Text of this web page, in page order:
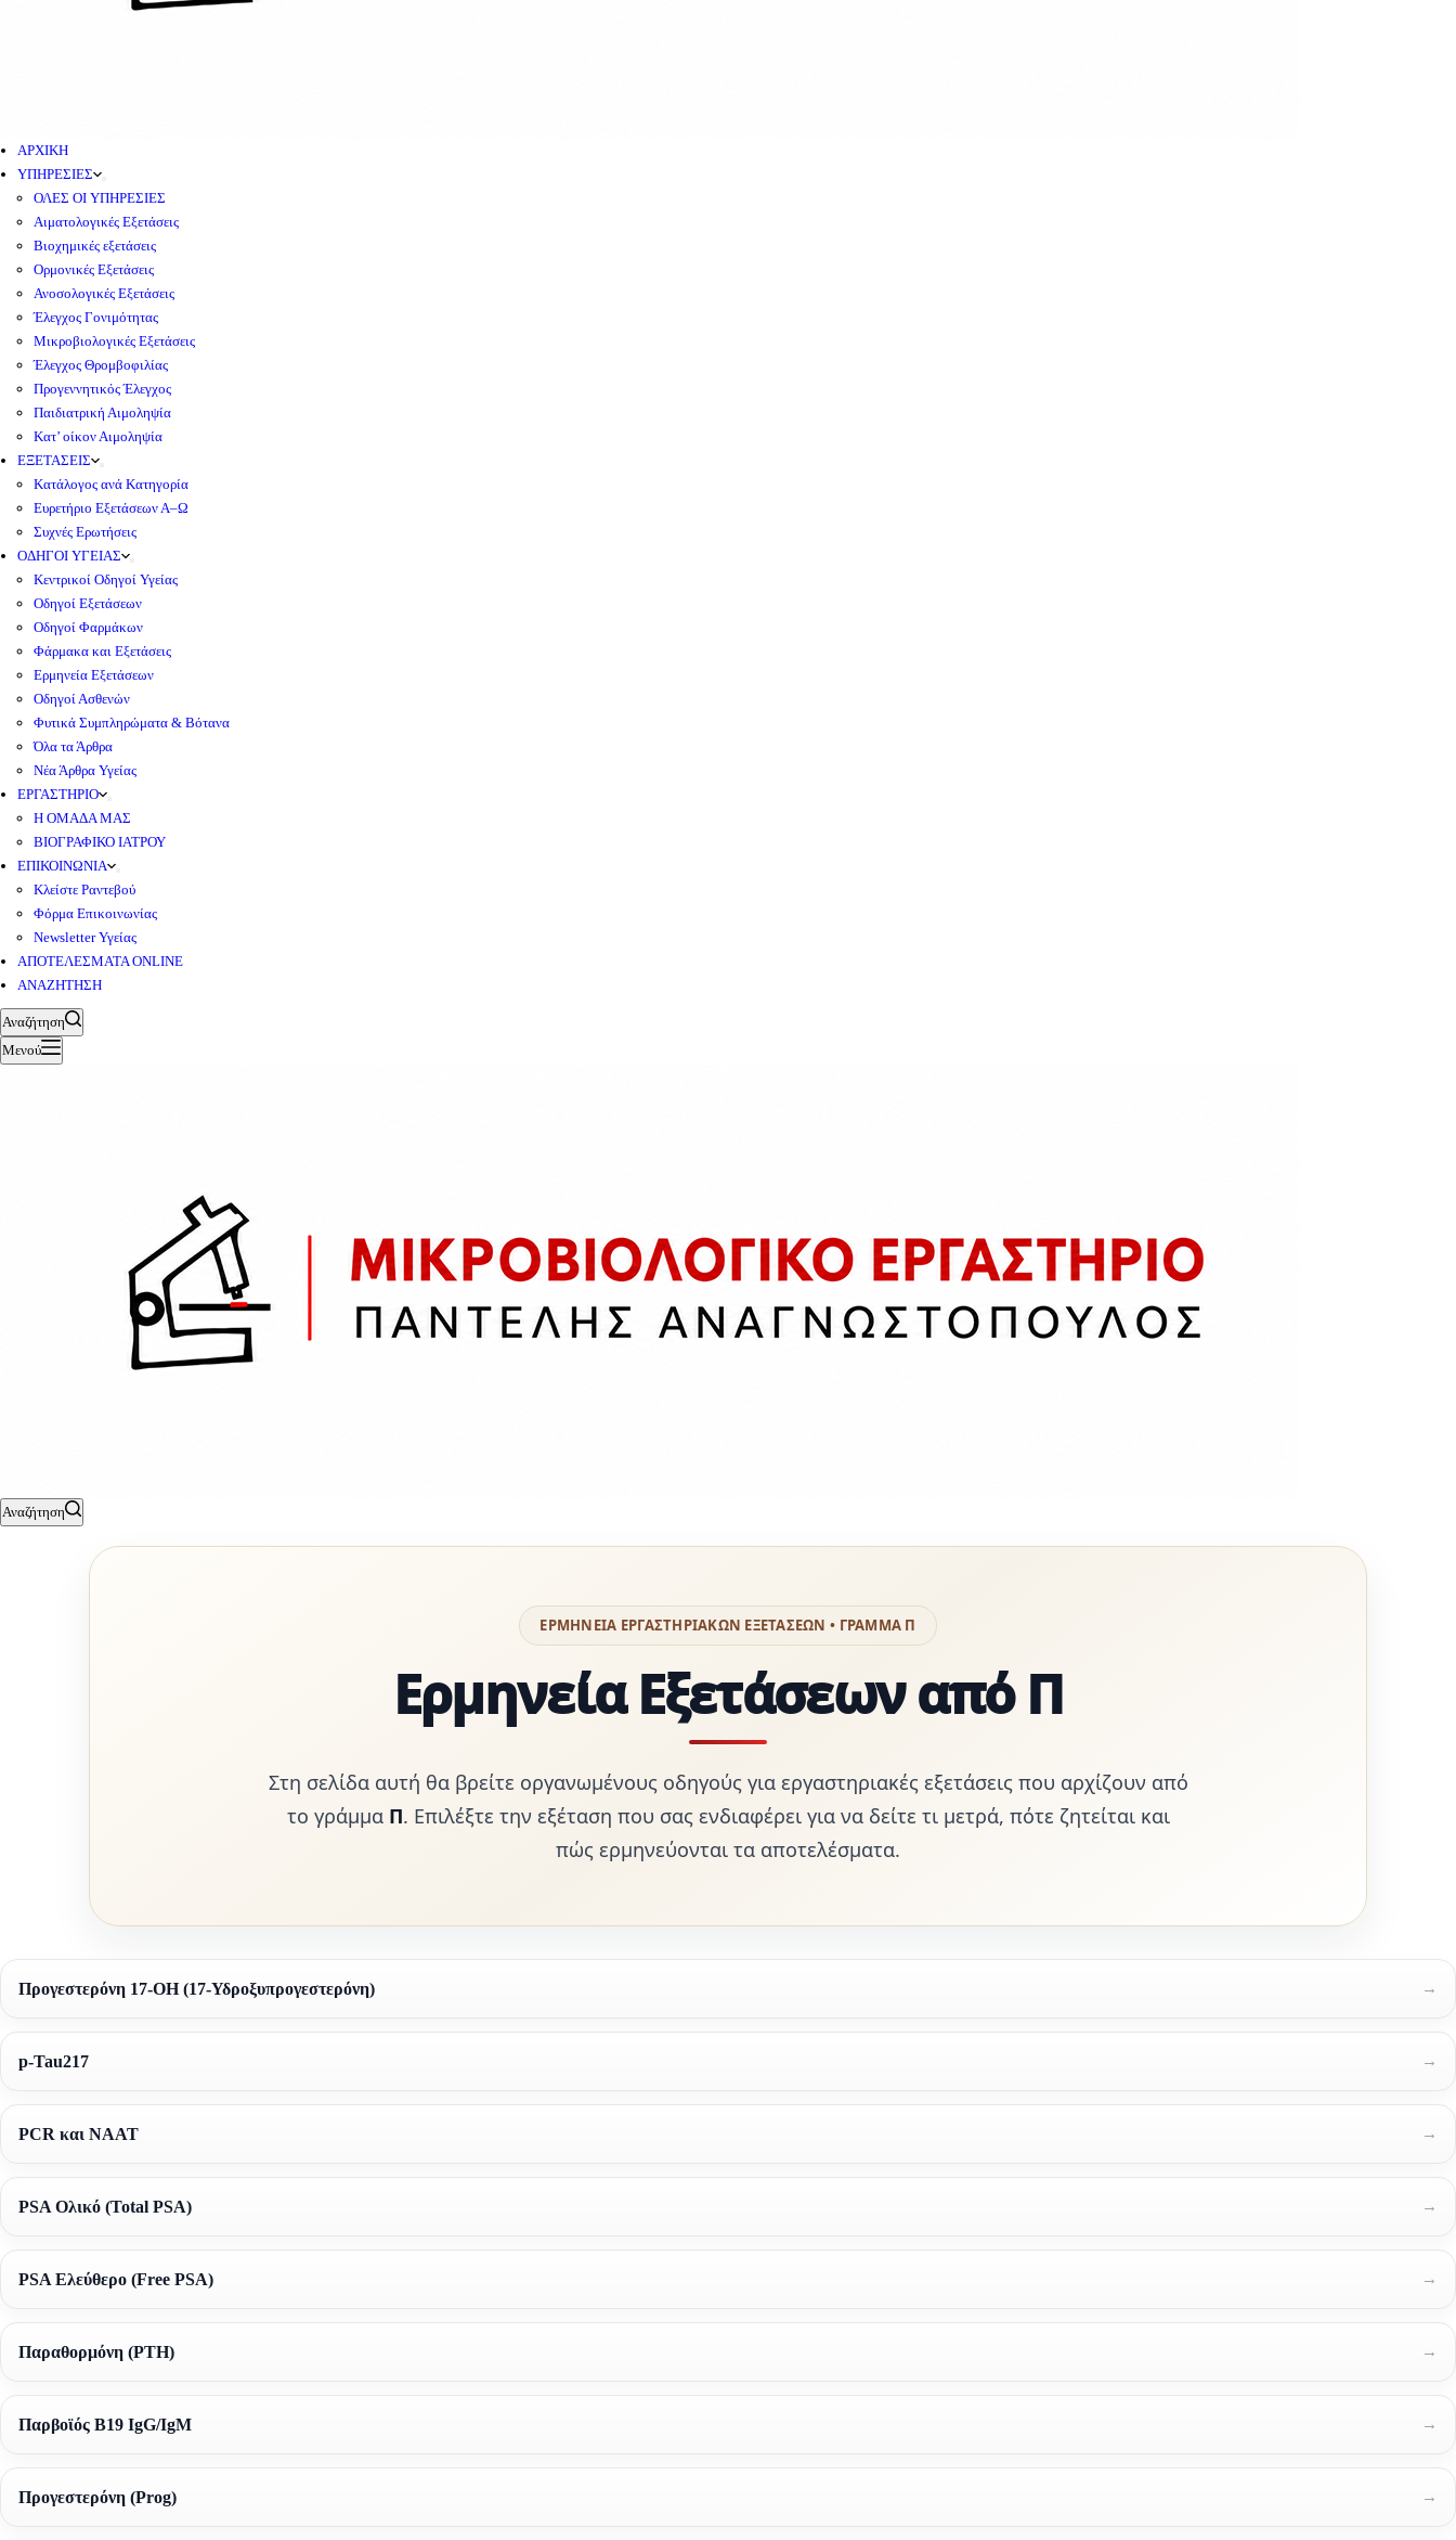
ΑΡΧΙΚΗ
ΥΠΗΡΕΣΙΕΣ
ΟΛΕΣ ΟΙ ΥΠΗΡΕΣΙΕΣ
Αιματολογικές Εξετάσεις
Βιοχημικές εξετάσεις
Ορμονικές Εξετάσεις
Ανοσολογικές Εξετάσεις
Έλεγχος Γονιμότητας
Μικροβιολογικές Εξετάσεις
Έλεγχος Θρομβοφιλίας
Προγεννητικός Έλεγχος
Παιδιατρική Αιμοληψία
Κατ’ οίκον Αιμοληψία
ΕΞΕΤΑΣΕΙΣ
Κατάλογος ανά Κατηγορία
Ευρετήριο Εξετάσεων Α–Ω
Συχνές Ερωτήσεις
ΟΔΗΓΟΙ ΥΓΕΙΑΣ
Κεντρικοί Οδηγοί Υγείας
Οδηγοί Εξετάσεων
Οδηγοί Φαρμάκων
Φάρμακα και Εξετάσεις
Ερμηνεία Εξετάσεων
Οδηγοί Ασθενών
Φυτικά Συμπληρώματα & Βότανα
Όλα τα Άρθρα
Νέα Άρθρα Υγείας
ΕΡΓΑΣΤΗΡΙΟ
Η ΟΜΑΔΑ ΜΑΣ
ΒΙΟΓΡΑΦΙΚΟ ΙΑΤΡΟΥ
ΕΠΙΚΟΙΝΩΝΙΑ
Κλείστε Ραντεβού
Φόρμα Επικοινωνίας
Newsletter Υγείας
ΑΠΟΤΕΛΕΣΜΑΤΑ ONLINE
ΑΝΑΖΗΤΗΣΗ
Αναζήτηση
Μενού
Αναζήτηση
ΕΡΜΗΝΕΙΑ ΕΡΓΑΣΤΗΡΙΑΚΩΝ ΕΞΕΤΑΣΕΩΝ • ΓΡΑΜΜΑ Π
Ερμηνεία Εξετάσεων από Π
Στη σελίδα αυτή θα βρείτε οργανωμένους οδηγούς για εργαστηριακές εξετάσεις που αρχίζουν από
το γράμμα Π. Επιλέξτε την εξέταση που σας ενδιαφέρει για να δείτε τι μετρά, πότε ζητείται και
πώς ερμηνεύονται τα αποτελέσματα.
Προγεστερόνη 17-OH (17-Υδροξυπρογεστερόνη) →
p-Tau217 →
PCR και NAAT →
PSA Ολικό (Total PSA) →
PSA Ελεύθερο (Free PSA) →
Παραθορμόνη (PTH) →
Παρβοϊός B19 IgG/IgM →
Προγεστερόνη (Prog) →